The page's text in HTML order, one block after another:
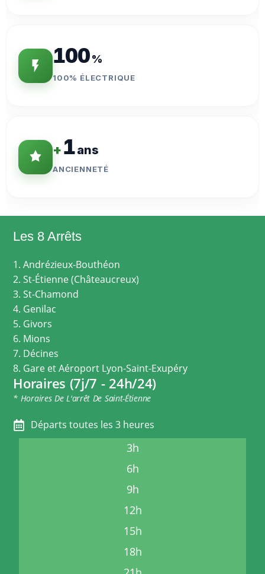
100%
100% ÉLECTRIQUE
+1ans
ANCIENNETÉ
Les 8 Arrêts
1. Andrézieux-Bouthéon
2. St-Étienne (Châteaucreux)
3. St-Chamond
4. Genilac
5. Givors
6. Mions
7. Décines
8. Gare et Aéroport Lyon-Saint-Exupéry
Horaires (7j/7 - 24h/24)
* Horaires De L'arrêt De Saint-Étienne
Départs toutes les 3 heures
3h
6h
9h
12h
15h
18h